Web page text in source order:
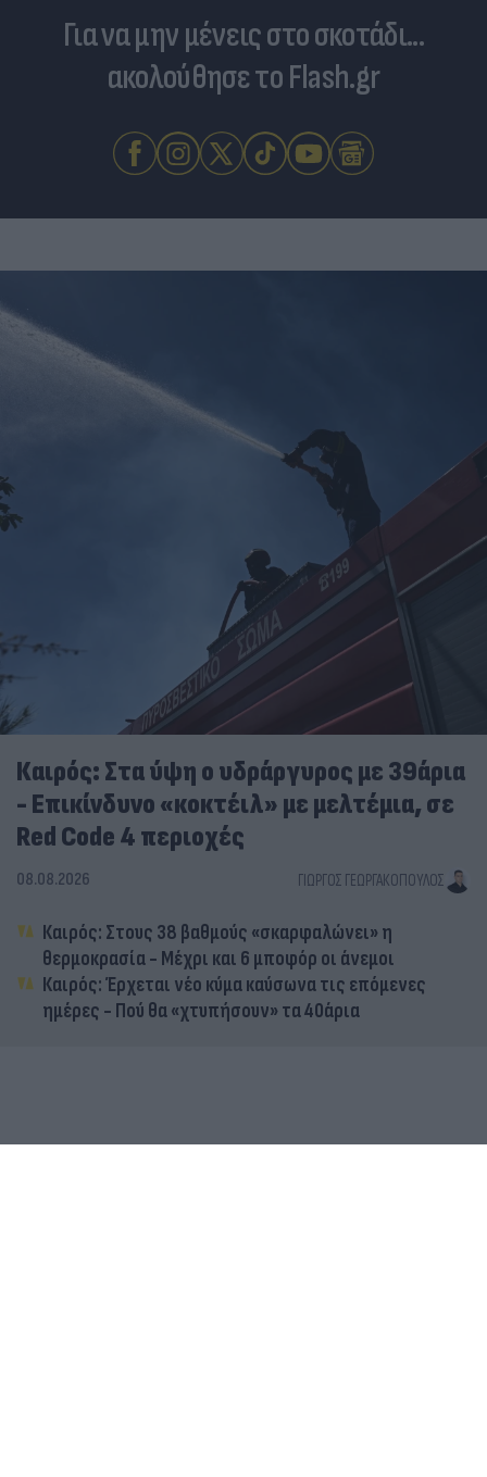
Για να μην μένεις στο σκοτάδι...
ακολούθησε το Flash.gr
Καιρός: Στα ύψη ο υδράργυρος με 39άρια
- Επικίνδυνο «κοκτέιλ» με μελτέμια, σε
Red Code 4 περιοχές
08.08.2026 ΓΙΏΡΓΟΣ ΓΕΩΡΓΑΚΌΠΟΥΛΟΣ
Καιρός: Στους 38 βαθμούς «σκαρφαλώνει» η
θερμοκρασία - Μέχρι και 6 μποφόρ οι άνεμοι
Καιρός: Έρχεται νέο κύμα καύσωνα τις επόμενες
ημέρες - Πού θα «χτυπήσουν» τα 40άρια